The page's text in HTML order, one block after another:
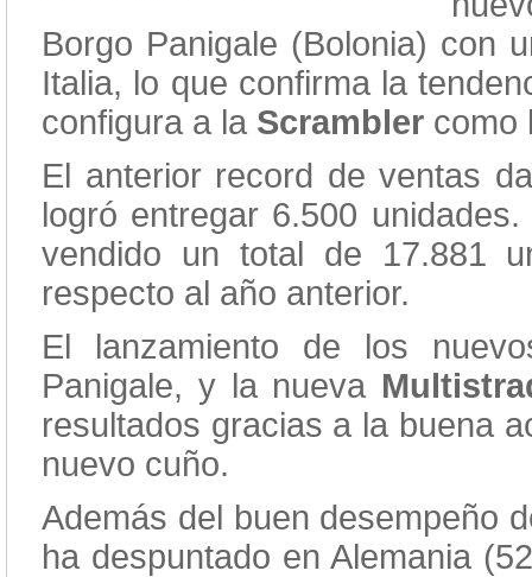
Borgo Panigale (Bolonia) con
Italia, lo que confirma la
configura a la Scrambler como
El anterior record de ventas
logró entregar 6.500
vendido un total de 17.881
respecto al año anterior.
El lanzamiento de los
Panigale, y la nueva
resultados gracias a la buena
nuevo cuño.
Además del buen desempeño
ha despuntado en Alemania